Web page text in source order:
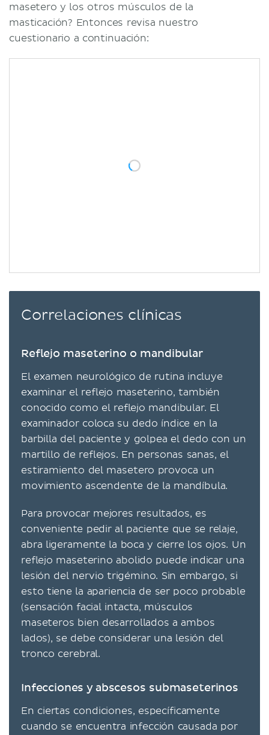
masetero y los otros músculos de la
masticación? Entonces revisa nuestro
cuestionario a continuación:
Correlaciones clínicas
Reflejo maseterino o mandibular
El examen neurológico de rutina incluye
examinar el reflejo maseterino, también
conocido como el reflejo mandibular. El
examinador coloca su dedo índice en la
barbilla del paciente y golpea el dedo con un
martillo de reflejos. En personas sanas, el
estiramiento del masetero provoca un
movimiento ascendente de la mandíbula.
Para provocar mejores resultados, es
conveniente pedir al paciente que se relaje,
abra ligeramente la boca y cierre los ojos. Un
reflejo maseterino abolido puede indicar una
lesión del nervio trigémino. Sin embargo, si
esto tiene la apariencia de ser poco probable
(sensación facial intacta, músculos
maseteros bien desarrollados a ambos
lados), se debe considerar una lesión del
tronco cerebral.
Infecciones y abscesos submaseterinos
En ciertas condiciones, específicamente
cuando se encuentra infección causada por